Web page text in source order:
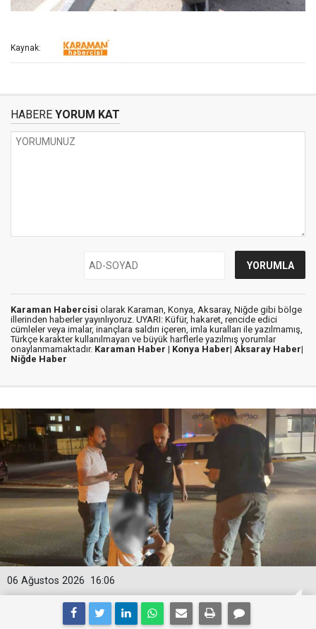
Kaynak:
HABERE YORUM KAT
Karaman Habercisi olarak Karaman, Konya, Aksaray, Niğde gibi bölge
illerinden haberler yayınlıyoruz. UYARI: Küfür, hakaret, rencide edici
cümleler veya imalar, inançlara saldırı içeren, imla kuralları ile yazılmamış,
Türkçe karakter kullanılmayan ve büyük harflerle yazılmış yorumlar
onaylanmamaktadır. Karaman Haber | Konya Haber| Aksaray Haber|
Niğde Haber
16:06
06 Ağustos 2026